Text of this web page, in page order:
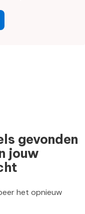
gevonden
jouw
het opnieuw